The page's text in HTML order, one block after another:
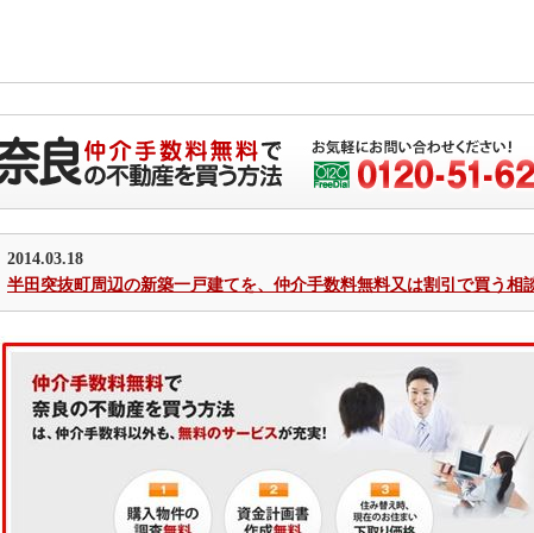
2014.03.18
半田突抜町周辺の新築一戸建てを、仲介手数料無料又は割引で買う相